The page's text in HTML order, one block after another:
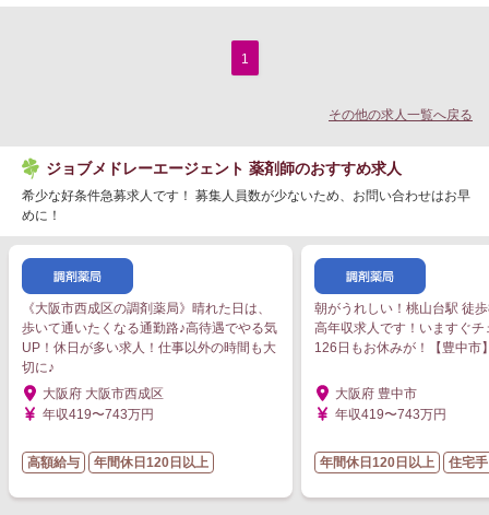
1
その他の求人一覧へ戻る
ジョブメドレーエージェント 薬剤師のおすすめ求人
希少な好条件急募求人です！ 募集人員数が少ないため、お問い合わせはお早
めに！
《大阪市西成区の調剤薬局》晴れた日は、
歩いて通いたくなる通勤路♪高待遇でやる気
UP！休日が多い求人！仕事以外の時間も大
切に♪
大阪府 大阪市西成区
年収419〜743万円
高額給与 年間休日120日以上
朝がうれしい！桃山台駅 徒
高年収求人です！いますぐチ
126日もお休みが！【豊中市
大阪府 豊中市
年収419〜743万円
年間休日120日以上 住宅